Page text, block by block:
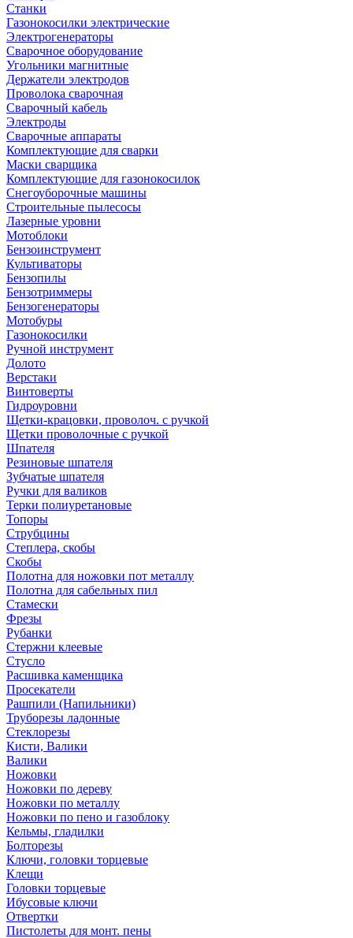
Станки
Газонокосилки электрические
Электрогенераторы
Сварочное оборудование
Угольники магнитные
Держатели электродов
Проволока сварочная
Сварочный кабель
Электроды
Сварочные аппараты
Комплектующие для сварки
Маски сварщика
Комплектующие для газонокосилок
Снегоуборочные машины
Строительные пылесосы
Лазерные уровни
Мотоблоки
Бензоинструмент
Культиваторы
Бензопилы
Бензотриммеры
Бензогенераторы
Мотобуры
Газонокосилки
Ручной инструмент
Долото
Верстаки
Винтоверты
Гидроуровни
Щетки-крацовки, проволоч. с ручкой
Щетки проволочные с ручкой
Шпателя
Резиновые шпателя
Зубчатые шпателя
Ручки для валиков
Терки полиуретановые
Топоры
Струбцины
Степлера, скобы
Скобы
Полотна для ножовки пот металлу
Полотна для сабельных пил
Стамески
Фрезы
Рубанки
Стержни клеевые
Стусло
Расшивка каменщика
Просекатели
Рашпили (Напильники)
Труборезы ладонные
Стеклорезы
Кисти, Валики
Валики
Ножовки
Ножовки по дереву
Ножовки по металлу
Ножовки по пено и газоблоку
Кельмы, гладилки
Болторезы
Ключи, головки торцевые
Клещи
Головки торцевые
Ибусовые ключи
Отвертки
Пистолеты для монт. пены